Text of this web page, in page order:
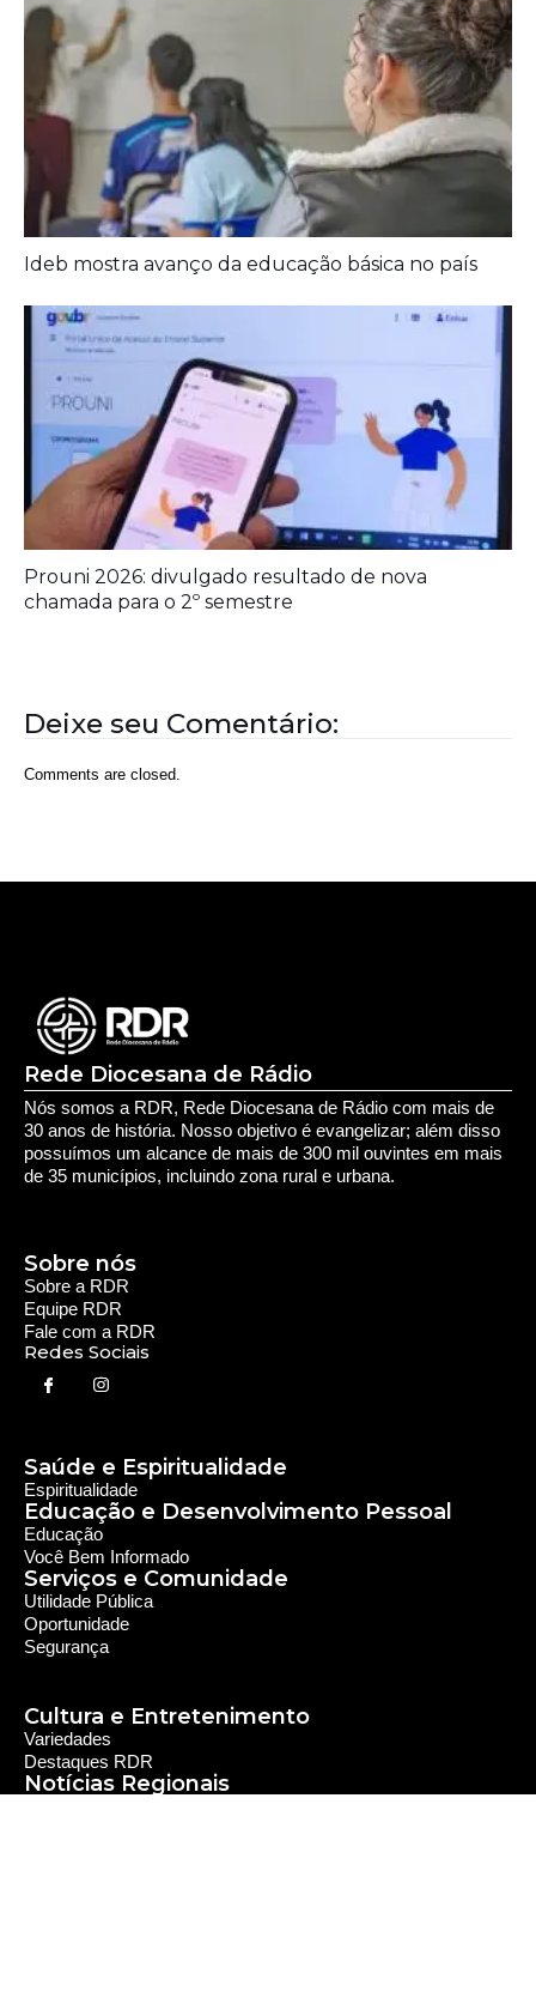
Ideb mostra avanço da educação básica no país
Prouni 2026: divulgado resultado de nova
chamada para o 2º semestre
Deixe seu Comentário:
Comments are closed.
Rede Diocesana de Rádio
Nós somos a RDR, Rede Diocesana de Rádio com mais de
30 anos de história. Nosso objetivo é evangelizar; além disso
possuímos um alcance de mais de 300 mil ouvintes em mais
de 35 municípios, incluindo zona rural e urbana.
Sobre a RDR
Equipe RDR
Fale com a RDR
Redes Sociais
Sobre nós
Saúde e Espiritualidade
Espiritualidade
Educação e Desenvolvimento Pessoal
Educação
Você Bem Informado
Serviços e Comunidade
Utilidade Pública
Oportunidade
Segurança
Cultura e Entretenimento
Notícias Regionais
Variedades
Destaques RDR